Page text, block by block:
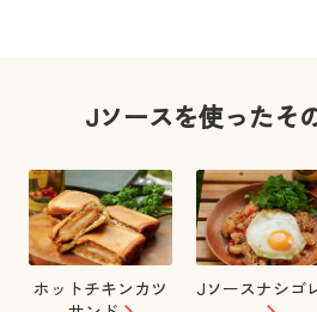
Jソースを使ったそ
ホットチキンカツ
Jソースナシゴ